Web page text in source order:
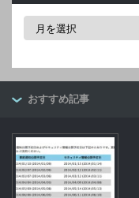
ア
ブ
おすすめ記事